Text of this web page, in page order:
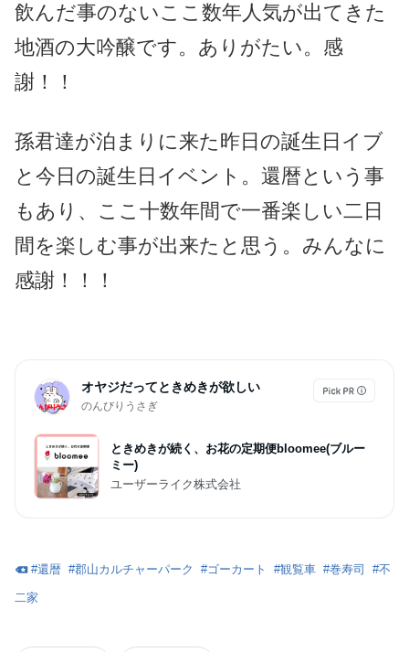
飲んだ事のないここ数年人気が出てきた
地酒の大吟醸です。ありがたい。感
謝！！
孫君達が泊まりに来た昨日の誕生日イブ
と今日の誕生日イベント。還暦という事
もあり、ここ十数年間で一番楽しい二日
間を楽しむ事が出来たと思う。みんなに
感謝！！！
オヤジだってときめきが欲しい
のんびりうさぎ
ときめきが続く、お花の定期便bloomee(ブルー
ミー)
ユーザーライク株式会社
#還暦 #郡山カルチャーパーク #ゴーカート #観覧車 #巻寿司 #不
二家